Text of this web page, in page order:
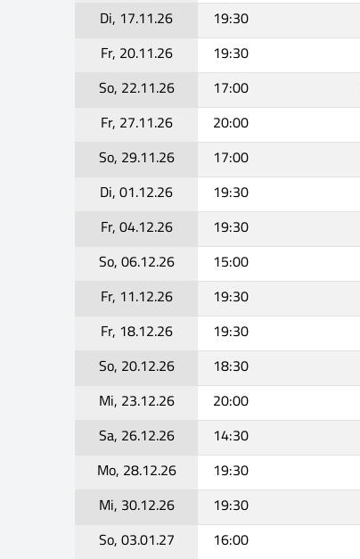
Di, 17.11.26
19:30
Fr, 20.11.26
19:30
So, 22.11.26
17:00
Fr, 27.11.26
20:00
So, 29.11.26
17:00
Di, 01.12.26
19:30
Fr, 04.12.26
19:30
So, 06.12.26
15:00
Fr, 11.12.26
19:30
Fr, 18.12.26
19:30
So, 20.12.26
18:30
Mi, 23.12.26
20:00
Sa, 26.12.26
14:30
Mo, 28.12.26
19:30
Mi, 30.12.26
19:30
So, 03.01.27
16:00